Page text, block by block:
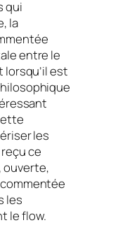
qui
la
entre le
lorsqu’il est
les
ce
ouverte,
les
leflow.